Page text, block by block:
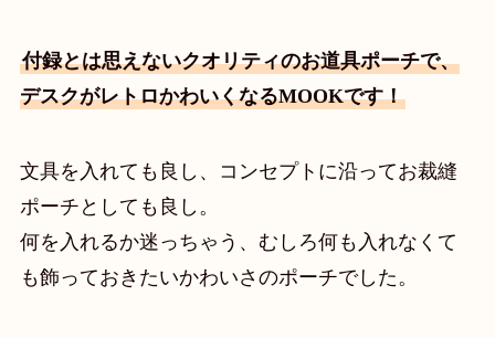
付録とは思えないクオリティのお道具ポーチで、
デスクがレトロかわいくなるMOOKです！
文具を入れても良し、コンセプトに沿ってお裁縫
ポーチとしても良し。
何を入れるか迷っちゃう、むしろ何も入れなくて
も飾っておきたいかわいさのポーチでした。